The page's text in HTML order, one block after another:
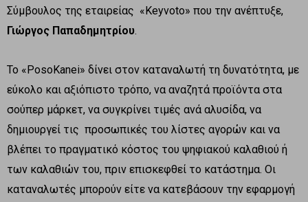
Σύμβουλος της εταιρείας «Keyvoto» που την ανέπτυξε,
Γιώργος Παπαδημητρίου.
Το «PosoKanei» δίνει στον καταναλωτή τη δυνατότητα, με
εύκολο και αξιόπιστο τρόπο, να αναζητά προϊόντα στα
σούπερ μάρκετ, να συγκρίνει τιμές ανά αλυσίδα, να
δημιουργεί τις προσωπικές του λίστες αγορών και να
βλέπει το πραγματικό κόστος του ψηφιακού καλαθιού ή
των καλαθιών του, πριν επισκεφθεί το κατάστημα. Οι
καταναλωτές μπορούν είτε να κατεβάσουν την εφαρμογή